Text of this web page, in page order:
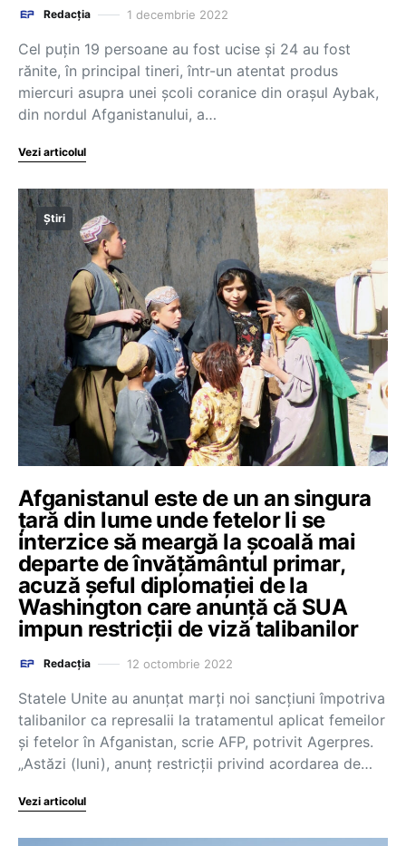
Redacția 1 decembrie 2022
Cel puţin 19 persoane au fost ucise şi 24 au fost
rănite, în principal tineri, într-un atentat produs
miercuri asupra unei şcoli coranice din oraşul Aybak,
din nordul Afganistanului, a…
Vezi articolul
Știri
Afganistanul este de un an singura
ţară din lume unde fetelor li se
interzice să meargă la şcoală mai
departe de învăţământul primar,
acuză șeful diplomației de la
Washington care anunță că SUA
impun restricții de viză talibanilor
Redacția 12 octombrie 2022
Statele Unite au anunţat marţi noi sancţiuni împotriva
talibanilor ca represalii la tratamentul aplicat femeilor
şi fetelor în Afganistan, scrie AFP, potrivit Agerpres.
„Astăzi (luni), anunţ restricţii privind acordarea de…
Vezi articolul